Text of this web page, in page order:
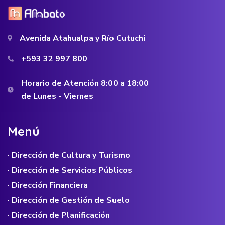
Avenida Atahualpa y Río Cutuchi
+593 32 997 800
Horario de Atención 8:00 a 18:00
de Lunes - Viernes
Menú
· Dirección de Cultura y Turismo
· Dirección de Servicios Públicos
· Dirección Financiera
· Dirección de Gestión de Suelo
· Dirección de Planificación